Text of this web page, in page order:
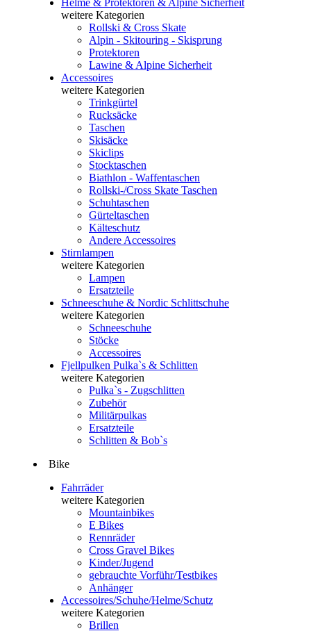
Helme & Protektoren & Alpine Sicherheit
weitere Kategorien
Rollski & Cross Skate
Alpin - Skitouring - Skisprung
Protektoren
Lawine & Alpine Sicherheit
Accessoires
weitere Kategorien
Trinkgürtel
Rucksäcke
Taschen
Skisäcke
Skiclips
Stocktaschen
Biathlon - Waffentaschen
Rollski-/Cross Skate Taschen
Schuhtaschen
Gürteltaschen
Kälteschutz
Andere Accessoires
Stirnlampen
weitere Kategorien
Lampen
Ersatzteile
Schneeschuhe & Nordic Schlittschuhe
weitere Kategorien
Schneeschuhe
Stöcke
Accessoires
Fjellpulken Pulka`s & Schlitten
weitere Kategorien
Pulka`s - Zugschlitten
Zubehör
Militärpulkas
Ersatzteile
Schlitten & Bob`s
Bike
Fahrräder
weitere Kategorien
Mountainbikes
E Bikes
Rennräder
Cross Gravel Bikes
Kinder/Jugend
gebrauchte Vorführ/Testbikes
Anhänger
Accessoires/Schuhe/Helme/Schutz
weitere Kategorien
Brillen